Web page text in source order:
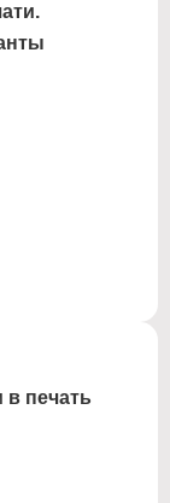
в печать